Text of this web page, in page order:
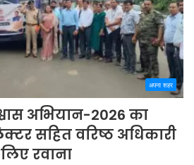
अपना शहर
अभियान-2026 का
सहित वरिष्ठ अधिकारी
रवाना